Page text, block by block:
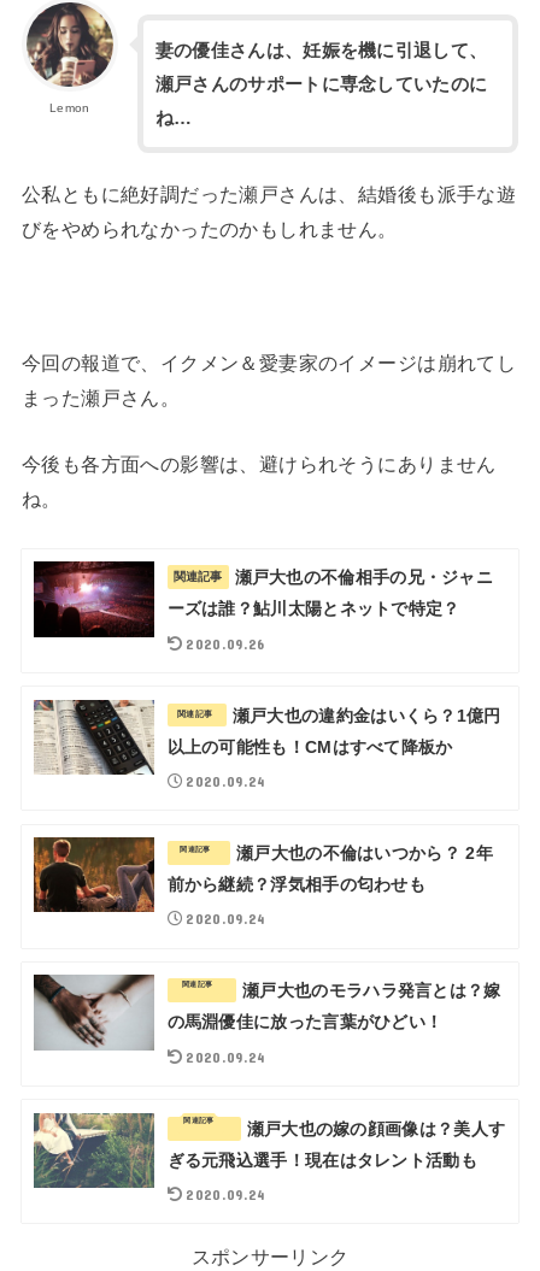
Lemon
妻の優佳さんは、妊娠を機に引退して、
瀬戸さんのサポートに専念していたのに
ね…
公私ともに絶好調だった瀬戸さんは、結婚後も派手な遊
びをやめられなかったのかもしれません。
今回の報道で、イクメン＆愛妻家のイメージは崩れてし
まった瀬戸さん。
今後も各方面への影響は、避けられそうにありません
ね。
関連記事
瀬戸大也の不倫相手の兄・ジャニ
ーズは誰？鮎川太陽とネットで特定？
2020.09.26
関連記事
瀬戸大也の違約金はいくら？1億円
以上の可能性も！CMはすべて降板か
2020.09.24
関連記事
瀬戸大也の不倫はいつから？ 2年
前から継続？浮気相手の匂わせも
2020.09.24
関連記事
瀬戸大也のモラハラ発言とは？嫁
の馬淵優佳に放った言葉がひどい！
2020.09.24
関連記事
瀬戸大也の嫁の顔画像は？美人す
ぎる元飛込選手！現在はタレント活動も
2020.09.24
スポンサーリンク